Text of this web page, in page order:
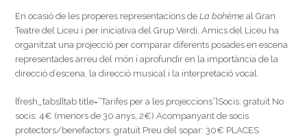
En ocasió de les properes representacions deLa bohème al Gran
Teatre del Liceu i per iniciativa del Grup Verdi, Amics del Liceu ha
organitzat una projecció per comparar diferents posades en escena
representades arreu del món i aprofundir en la importància de la
direcció d’escena, la direcció musical i la interpretació vocal.
[fresh_tabs][tab title=”Tarifes per a les projeccions”]Socis: gratuït No
socis: 4€ (menors de 30 anys, 2€) Acompanyant de socis
protectors/benefactors: gratuït Preu del sopar: 30€ PLACES